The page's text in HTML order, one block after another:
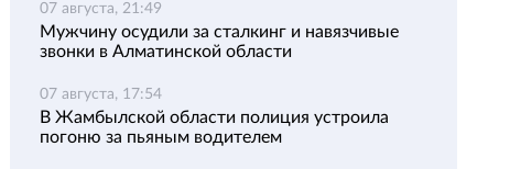
07 августа, 21:49
Мужчину осудили за сталкинг и навязчивые
звонки в Алматинской области
07 августа, 17:54
В Жамбылской области полиция устроила
погоню за пьяным водителем